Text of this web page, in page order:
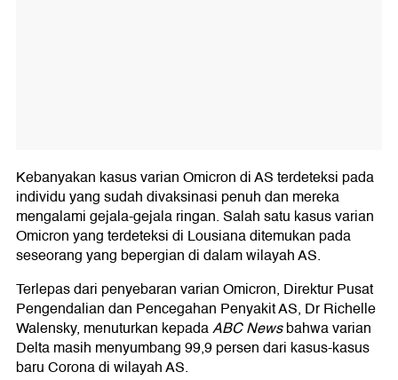
Kebanyakan kasus varian Omicron di AS terdeteksi pada
individu yang sudah divaksinasi penuh dan mereka
mengalami gejala-gejala ringan. Salah satu kasus varian
Omicron yang terdeteksi di Lousiana ditemukan pada
seseorang yang bepergian di dalam wilayah AS.
Terlepas dari penyebaran varian Omicron, Direktur Pusat
Pengendalian dan Pencegahan Penyakit AS, Dr Richelle
Walensky, menuturkan kepadaABC Newsbahwa varian
Delta masih menyumbang 99,9 persen dari kasus-kasus
baru Corona di wilayah AS.